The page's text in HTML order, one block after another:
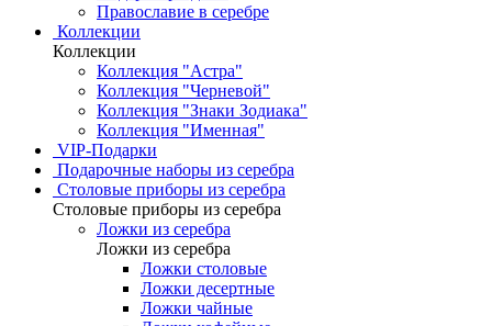
Православие в серебре
Коллекции
Коллекции
Коллекция "Астра"
Коллекция "Черневой"
Коллекция "Знаки Зодиака"
Коллекция "Именная"
VIP-Подарки
Подарочные наборы из серебра
Столовые приборы из серебра
Столовые приборы из серебра
Ложки из серебра
Ложки из серебра
Ложки столовые
Ложки десертные
Ложки чайные